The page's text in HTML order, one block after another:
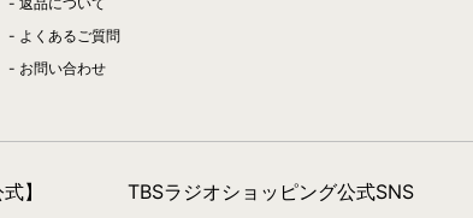
よくあるご質問
お問い合わせ
】 TBSラジオショッピング公式SNS